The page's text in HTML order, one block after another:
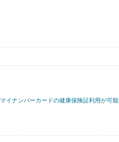
マイナンバーカードの健康保険証利用が可能